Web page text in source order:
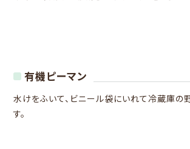
有機ピーマン
水けをふいて、ビニール袋にいれて冷蔵庫の
す。